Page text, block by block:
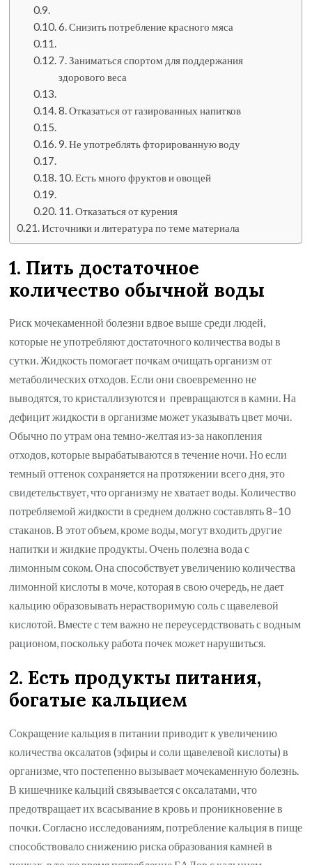
6. Снизить потребление красного мяса
7. Заниматься спортом для поддержания
здорового веса
8. Отказаться от газированных напитков
9. Не употреблять фторированную воду
10. Есть много фруктов и овощей
11. Отказаться от курения
Источники и литература по теме материала
1. Пить достаточное
количество обычной воды
Риск мочекаменной болезни вдвое выше среди людей,
которые не употребляют достаточного количества воды в
сутки. Жидкость помогает почкам очищать организм от
метаболических отходов. Если они своевременно не
выводятся, то кристаллизуются и превращаются в камни. На
дефицит жидкости в организме может указывать цвет мочи.
Обычно по утрам она темно-желтая из-за накопления
отходов, которые вырабатываются в течение ночи. Но если
темный оттенок сохраняется на протяжении всего дня, это
свидетельствует, что организму не хватает воды. Количество
потребляемой жидкости в среднем должно составлять 8–10
стаканов. В этот объем, кроме воды, могут входить другие
напитки и жидкие продукты. Очень полезна вода с
лимонным соком. Она способствует увеличению количества
лимонной кислоты в моче, которая в свою очередь, не дает
кальцию образовывать нерастворимую соль с щавелевой
кислотой. Вместе с тем важно не переусердствовать с водным
рационом, поскольку работа почек может нарушиться.
2. Есть продукты питания,
богатые кальцием
Сокращение кальция в питании приводит к увеличению
количества оксалатов (эфиры и соли щавелевой кислоты) в
организме, что постепенно вызывает мочекаменную болезнь.
В кишечнике кальций связывается с оксалатами, что
предотвращает их всасывание в кровь и проникновение в
почки. Согласно исследованиям, потребление кальция в пище
способствовало снижению риска образования камней в